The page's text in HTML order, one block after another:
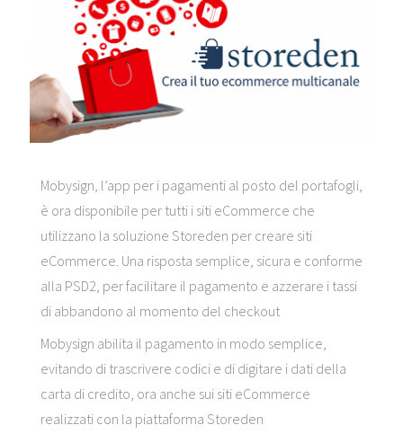
Mobysign, l’app per i pagamenti al posto del portafogli,
è ora disponibile per tutti i siti eCommerce che
utilizzano la soluzione Storeden per creare siti
eCommerce. Una risposta semplice, sicura e conforme
alla PSD2, per facilitare il pagamento e azzerare i tassi
di abbandono al momento del checkout
Mobysign abilita il pagamento in modo semplice,
evitando di trascrivere codici e di digitare i dati della
carta di credito, ora anche sui siti eCommerce
realizzati con la piattaforma Storeden